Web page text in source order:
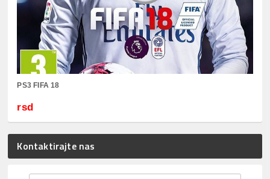
PS3 FIFA 18
rsd
Kontaktirajte nas